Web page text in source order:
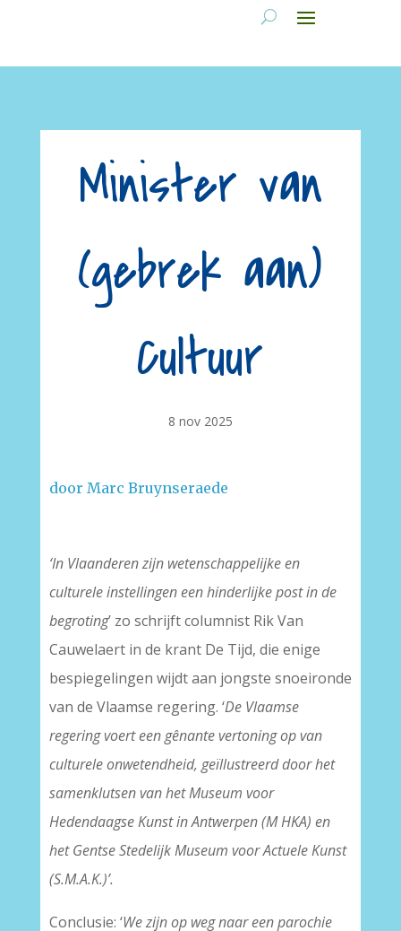
Minister van
(gebrek aan)
Cultuur
8 nov 2025
door Marc Bruynseraede
‘In Vlaanderen zijn wetenschappelijke en
culturele instellingen een hinderlijke post in de
begroting’ zo schrijft columnist Rik Van
Cauwelaert in de krant De Tijd, die enige
bespiegelingen wijdt aan jongste snoeironde
van de Vlaamse regering. ‘De Vlaamse
regering voert een gênante vertoning op van
culturele onwetendheid, geïllustreerd door het
samenklutsen van het Museum voor
Hedendaagse Kunst in Antwerpen (M HKA) en
het Gentse Stedelijk Museum voor Actuele Kunst
(S.M.A.K.)’.
Conclusie: ‘We zijn op weg naar een parochie